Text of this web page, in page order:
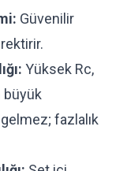
Güvenilir
Yüksek Rc,
büyük
gelmez; fazlalık